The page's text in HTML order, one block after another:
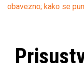
obavezno; kako se